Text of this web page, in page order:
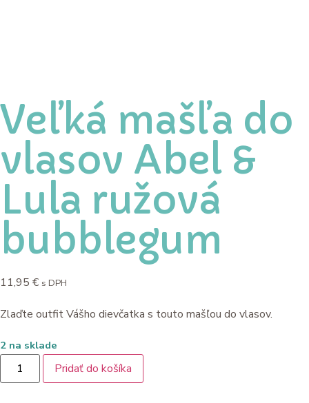
Veľká mašľa do
vlasov Abel &
Lula ružová
bubblegum
11,95 € s DPH
Zlaďte outfit Vášho dievčatka s touto mašľou do vlasov.
2 na sklade
množstvo
Veľká
mašľa
Pridať do košíka